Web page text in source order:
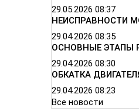
29.05.2026 08:37
НЕИСПРАВНОСТИ
29.04.2026 08:35
ОСНОВНЫЕ ЭТАПЫ
29.04.2026 08:30
ОБКАТКА
29.04.2026 08:23
Все новости